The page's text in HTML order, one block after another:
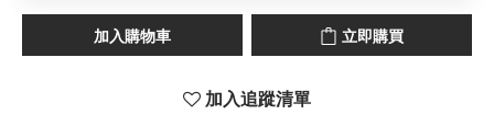
加入購物車 立即購買
加入追蹤清單